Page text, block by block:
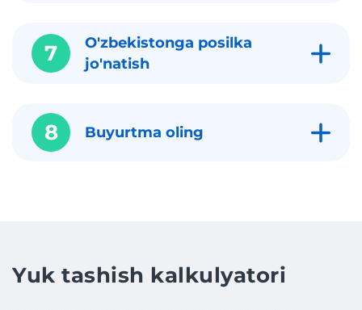
7
O'zbekistonga posilka
jo'natish
8 Buyurtma oling
Yuk tashish kalkulyatori